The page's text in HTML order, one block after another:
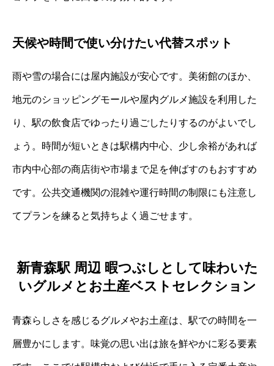
天候や時間で使い分けたい代替スポット
雨や雪の場合には屋内施設が安心です。美術館のほか、
地元のショッピングモールや屋内グルメ施設を利用した
り、駅の飲食店でゆったり過ごしたりするのがよいでし
ょう。時間が短いときは駅構内中心、少し余裕があれば
市内中心部の商店街や市場まで足を伸ばすのもおすすめ
です。公共交通機関の混雑や運行時間の制限にも注意し
てプランを練ると気持ちよく過ごせます。
新青森駅 周辺 暇つぶしとして味わいた
いグルメとお土産ベストセレクション
青森らしさを感じるグルメやお土産は、駅での時間を一
層豊かにします。味覚の思い出は旅を鮮やかに彩る要素